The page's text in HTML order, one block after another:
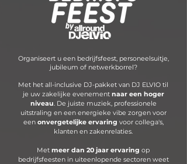
​Organiseert u een bedrijfsfeest, personeelsuitje,
jubileum of netwerkborrel?
Met het all-inclusive DJ-pakket van DJ ELVIO til
je uw zakelijke evenement naar een hoger
niveau. De juiste muziek, professionele
uitstraling en een energieke vibe zorgen voor
een onvergetelijke ervaring voor collega's,
klanten en zakenrelaties.
Met meer dan 20 jaar ervaring op
bedrijfsfeesten in uiteenlopende sectoren weet